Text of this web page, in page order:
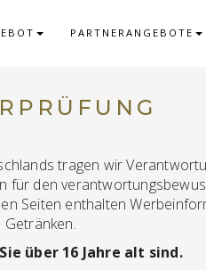
PARTNERANGEBOTE
tragen wir
für den
Seiten enthalten
über 16 Jahre alt sind.